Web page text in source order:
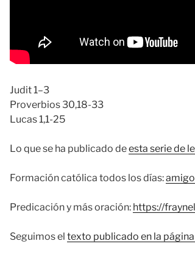
Judit 1–3
Proverbios 30,18-33
Lucas 1,1-25
Lo que se ha publicado deesta serie de
Formación católica todos los días:
Predicación y más oración: https://
Seguimos el texto publicado en la